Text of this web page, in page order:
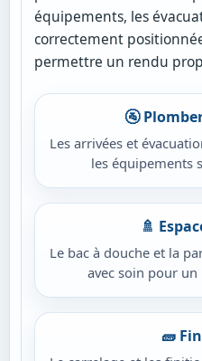
équipements, les
correctement
permettre un rendu
🚰
Les arrivées et
les équipements
🚿
Le bac à douche et la
avec soin pour
🧱